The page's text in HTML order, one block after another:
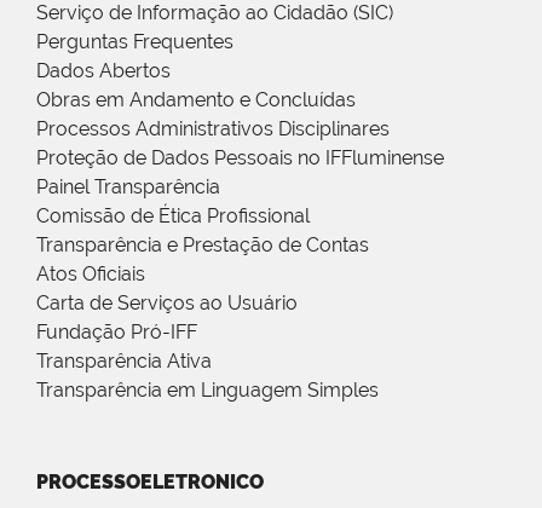
Serviço de Informação ao Cidadão (SIC)
Perguntas Frequentes
Dados Abertos
Obras em Andamento e Concluídas
Processos Administrativos Disciplinares
Proteção de Dados Pessoais no IFFluminense
Painel Transparência
Comissão de Ética Profissional
Transparência e Prestação de Contas
Atos Oficiais
Carta de Serviços ao Usuário
Fundação Pró-IFF
Transparência Ativa
Transparência em Linguagem Simples
PROCESSOELETRONICO